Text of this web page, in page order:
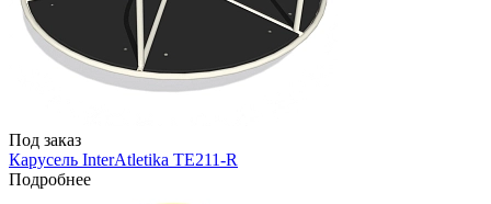
Под заказ
Карусель InterAtletika TE211-R
Подробнее